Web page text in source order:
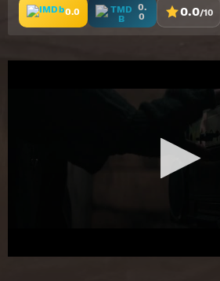
0.0
0.
0
0.0/10